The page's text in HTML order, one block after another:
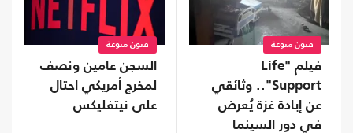
فنون منوعة
فيلم "Life
Support".. وثائقي
عن إبادة غزة يُعرض
في دور السينما
فنون منوعة
السجن عامين ونصف
لمخرج أمريكي احتال
على نيتفليكس